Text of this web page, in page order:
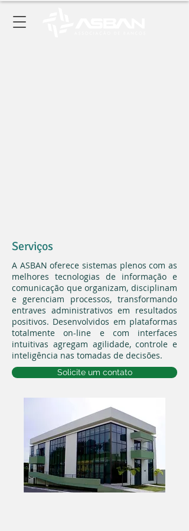
Serviços
A ASBAN oferece sistemas plenos com as
melhores tecnologias de informação e
comunicação que organizam, disciplinam
e gerenciam processos, transformando
entraves administrativos em resultados
positivos. Desenvolvidos em plataformas
totalmente on-line e com interfaces
intuitivas agregam agilidade, controle e
inteligência nas tomadas de decisões.
Solicite um contato